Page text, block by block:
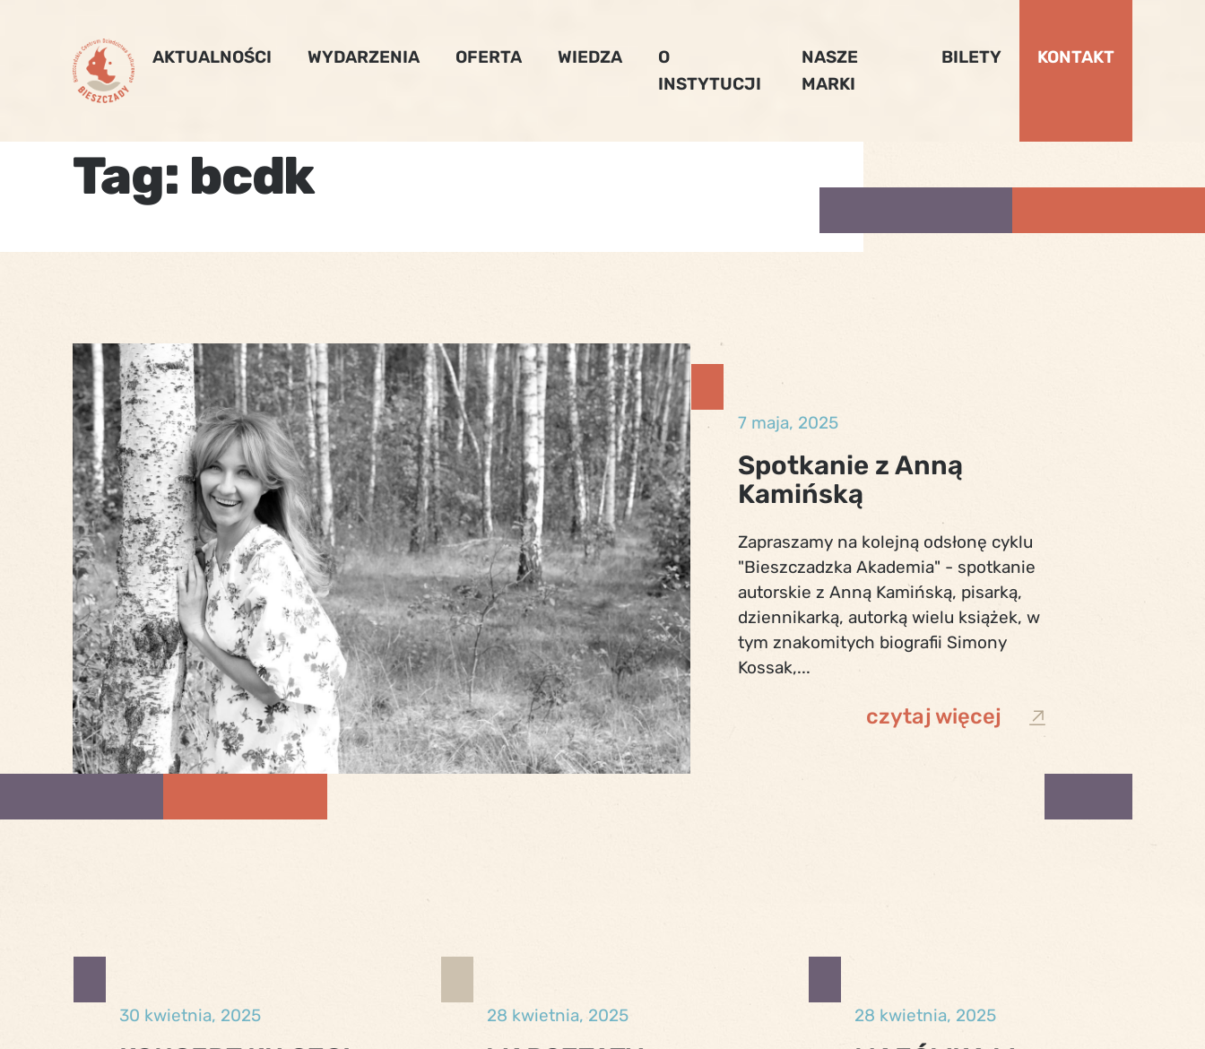
AKTUALNOŚCI WYDARZENIA OFERTA WIEDZA
O
INSTYTUCJI
NASZE
MARKI
BILETY KONTAKT
Tag: bcdk
7 maja, 2025
Spotkanie z Anną
Kamińską
Zapraszamy na kolejną odsłonę cyklu
"Bieszczadzka Akademia" - spotkanie
autorskie z Anną Kamińską, pisarką,
dziennikarką, autorką wielu książek, w
tym znakomitych biografii Simony
Kossak,...
czytaj więcej
30 kwietnia, 2025 28 kwietnia, 2025 28 kwietnia, 2025